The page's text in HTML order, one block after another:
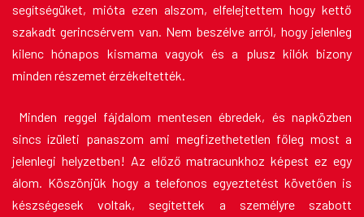
segítségüket, mióta ezen alszom, elfelejtettem hogy kettő
szakadt gerincsérvem van. Nem beszélve arról, hogy jelenleg
kilenc hónapos kismama vagyok és a plusz kilók bizony
minden részemet érzékeltették.
Minden reggel fájdalom mentesen ébredek, és napközben
sincs ízületi panaszom ami megfizethetetlen főleg most a
jelenlegi helyzetben! Az előző matracunkhoz képest ez egy
álom. Köszönjük hogy a telefonos egyeztetést követően is
készségesek voltak, segítettek a személyre szabott